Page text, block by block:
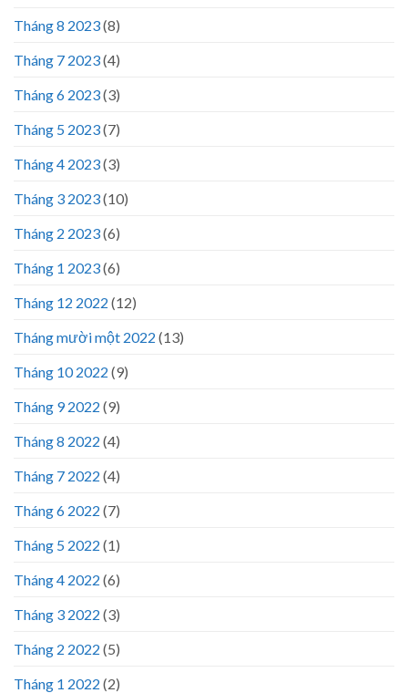
Tháng 8 2023(8)
Tháng 7 2023(4)
Tháng 6 2023(3)
Tháng 5 2023(7)
Tháng 4 2023(3)
Tháng 3 2023(10)
Tháng 2 2023(6)
Tháng 1 2023(6)
Tháng 12 2022 (12)
Tháng mười một 2022 (13)
Tháng 10 2022 (9)
Tháng 9 2022 (9)
Tháng 8 2022 (4)
Tháng 7 2022 (4)
Tháng 6 2022 (7)
Tháng 5 2022 (1)
Tháng 4 2022 (6)
Tháng 3 2022 (3)
Tháng 2 2022 (5)
Tháng 1 2022 (2)